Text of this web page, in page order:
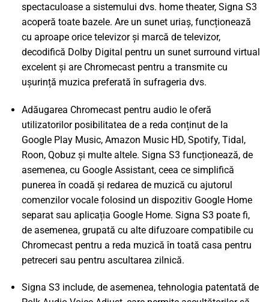
spectaculoase a sistemului dvs. home theater, Signa S3
acoperă toate bazele. Are un sunet uriaș, funcționează
cu aproape orice televizor și marcă de televizor,
decodifică Dolby Digital pentru un sunet surround virtual
excelent și are Chromecast pentru a transmite cu
ușurință muzica preferată în sufrageria dvs.
Adăugarea Chromecast pentru audio le oferă
utilizatorilor posibilitatea de a reda conținut de la
Google Play Music, Amazon Music HD, Spotify, Tidal,
Roon, Qobuz și multe altele. Signa S3 funcționează, de
asemenea, cu Google Assistant, ceea ce simplifică
punerea în coadă și redarea de muzică cu ajutorul
comenzilor vocale folosind un dispozitiv Google Home
separat sau aplicația Google Home. Signa S3 poate fi,
de asemenea, grupată cu alte difuzoare compatibile cu
Chromecast pentru a reda muzică în toată casa pentru
petreceri sau pentru ascultarea zilnică.
Signa S3 include, de asemenea, tehnologia patentată de